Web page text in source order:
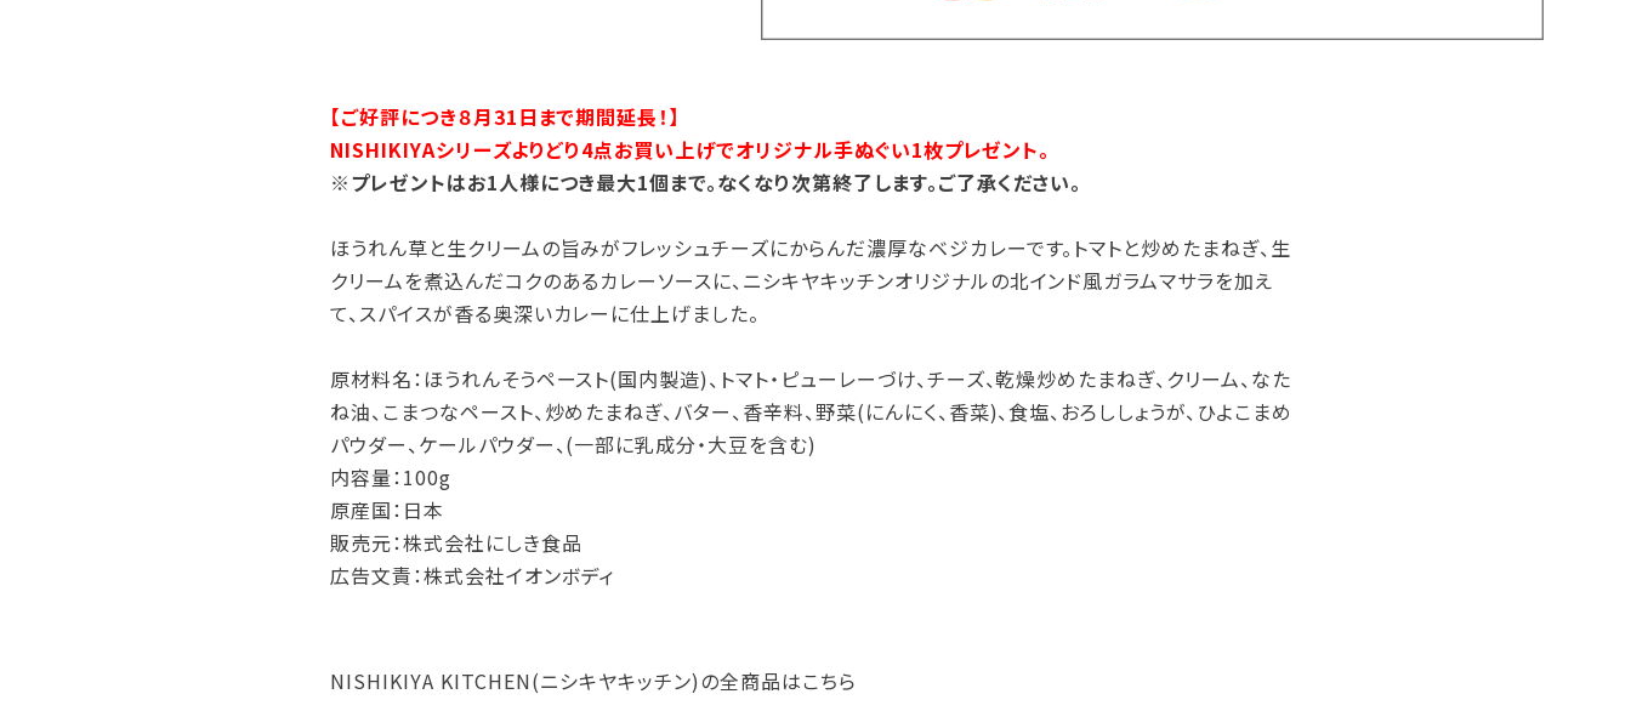
【ご好評につき８月31日まで期間延長！】
NISHIKIYAシリーズよりどり4点お買い上げでオリジナル手ぬぐい1枚プレゼント。
※プレゼントはお1人様につき最大1個まで。なくなり次第終了します。ご了承ください。
ほうれん草と生クリームの旨みがフレッシュチーズにからんだ濃厚なベジカレーです。トマトと炒めたまねぎ、生
クリームを煮込んだコクのあるカレーソースに、ニシキヤキッチンオリジナルの北インド風ガラムマサラを加え
て、スパイスが香る奥深いカレーに仕上げました。
原材料名：ほうれんそうペースト(国内製造)、トマト・ピューレーづけ、チーズ、乾燥炒めたまねぎ、クリーム、なた
ね油、こまつなペースト、炒めたまねぎ、バター、香辛料、野菜(にんにく、香菜)、食塩、おろししょうが、ひよこまめ
パウダー、ケールパウダー、(一部に乳成分・大豆を含む)
内容量：100g
原産国：日本
販売元：株式会社にしき食品
広告文責：株式会社イオンボディ
NISHIKIYA KITCHEN(ニシキヤキッチン)の全商品はこちら